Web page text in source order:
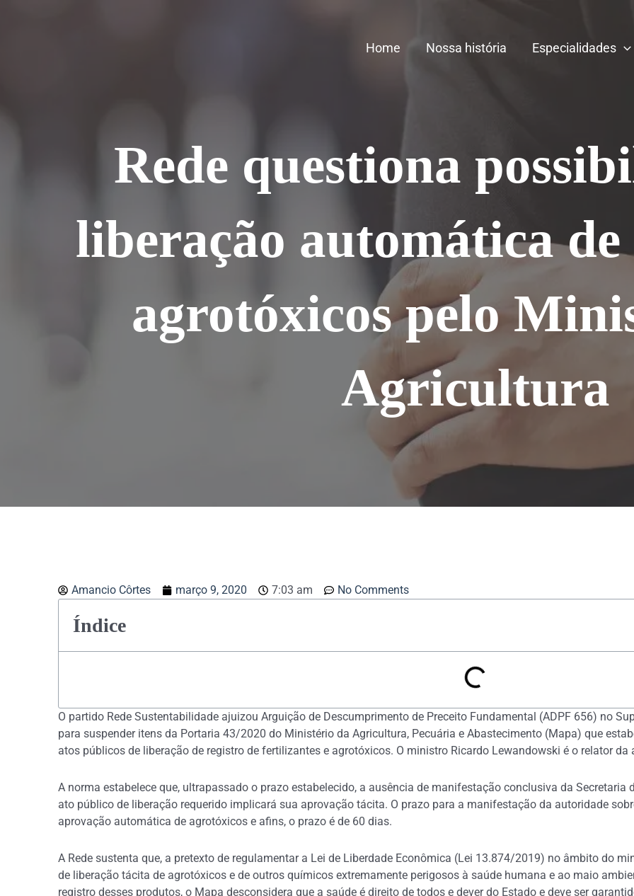
Home Nossa história Especialidades
Rede questiona
liberação automática
agrotóxicos pelo
Agricultura
Amancio Côrtes março 9, 2020 7:03 am No Comments
Índice
O partido Rede Sustentabilidade ajuizou Arguição de Descumprimento de Preceito Fundamental (ADPF 656) no
para suspender itens da Portaria 43/2020 do Ministério da Agricultura, Pecuária e Abastecimento (Mapa) que
atos públicos de liberação de registro de fertilizantes e agrotóxicos. O ministro Ricardo Lewandowski é o relator da
A norma estabelece que, ultrapassado o prazo estabelecido, a ausência de manifestação conclusiva da Secretaria
ato público de liberação requerido implicará sua aprovação tácita. O prazo para a manifestação da autoridade
aprovação automática de agrotóxicos e afins, o prazo é de 60 dias.
A Rede sustenta que, a pretexto de regulamentar a Lei de Liberdade Econômica (Lei 13.874/2019) no âmbito do
de liberação tácita de agrotóxicos e de outros químicos extremamente perigosos à saúde humana e ao maio
registro desses produtos, o Mapa desconsidera que a saúde é direito de todos e dever do Estado e deve ser